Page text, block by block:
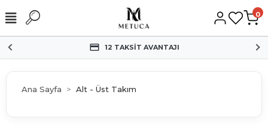
0
12 TAKSİT AVANTAJI
Ana Sayfa Alt - Üst Takım